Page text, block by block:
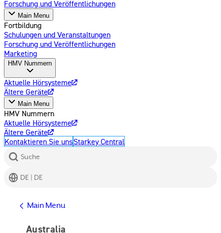
Forschung und Veröffentlichungen
Main Menu
Fortbildung
Schulungen und Veranstaltungen
Forschung und Veröffentlichungen
Marketing
HMV Nummern
Aktuelle Hörsysteme
Ältere Geräte
Main Menu
HMV Nummern
Aktuelle Hörsysteme
Ältere Geräte
Kontaktieren Sie unsStarkey Central
Suche
DE | DE
Main Menu
Australia
Hilfe Center
Kontaktieren Sie uns